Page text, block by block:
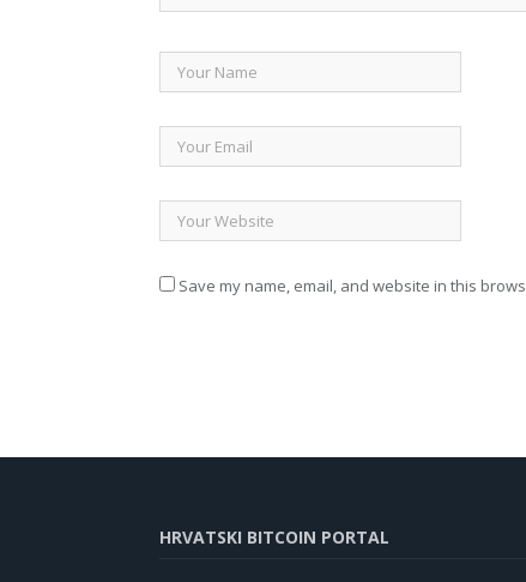
Save my name, email, and website in this
HRVATSKI BITCOIN PORTAL